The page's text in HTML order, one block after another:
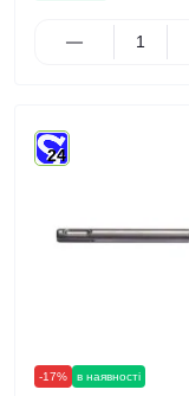
-17% в наявності
24